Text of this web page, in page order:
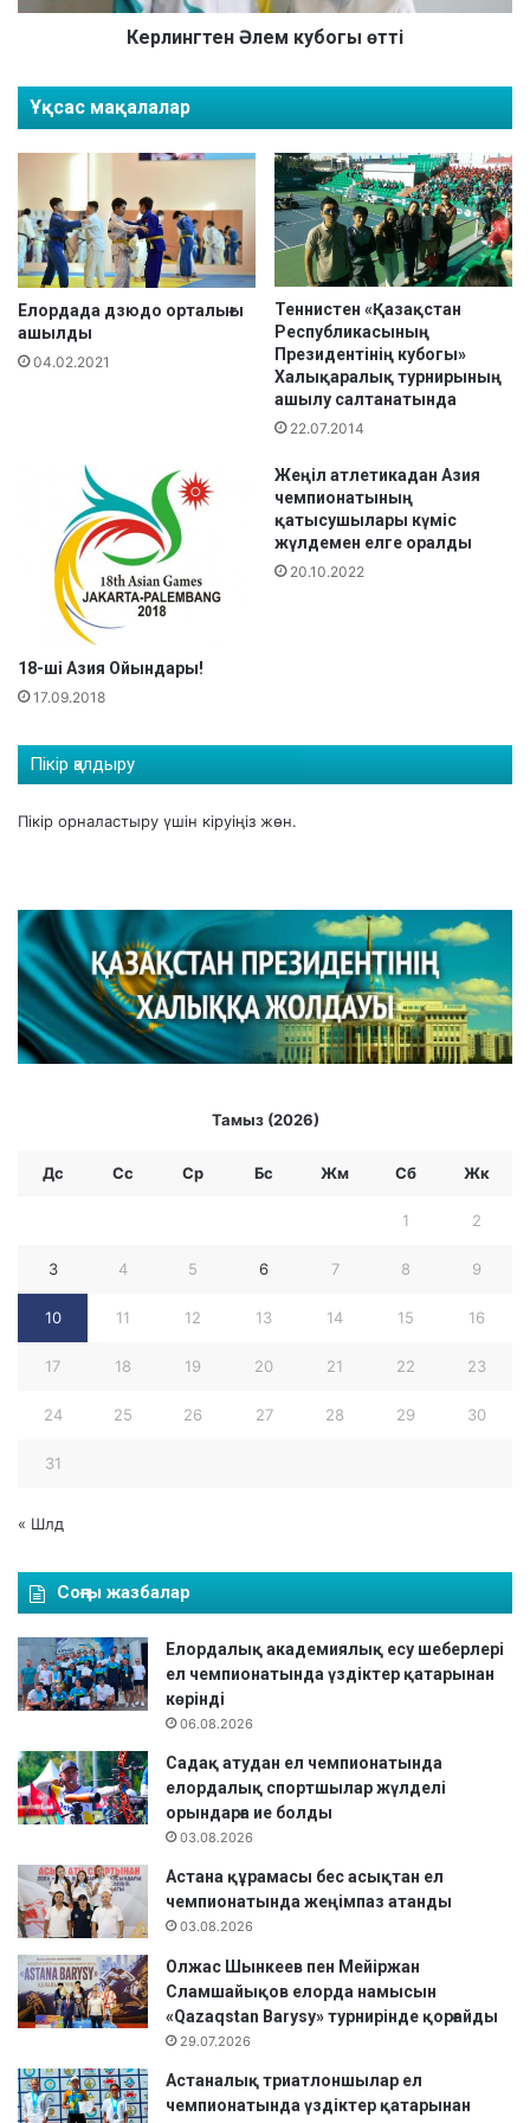
Ж
Ы
Ы
Н
Ң
Ж
Е
Ң
І
М
П
Б
Д
е
л
м
у
б
о
г
ы
ө
т
т
Керлингтен Әлем кубогы өтті
Ұқсас мақалалар
Елордада дзюдо орталығы
ашылды
04.02.2021
Теннистен «Қазақстан
Республикасының
Президентінің кубогы»
Халықаралық турнирының
ашылу салтанатында
22.07.2014
18-ші Азия Ойындары!
17.09.2018
Жеңіл атлетикадан Азия
чемпионатының
қатысушылары күміс
жүлдемен елге оралды
20.10.2022
Пікір қалдыру
Пікір орналастыру үшін кіруіңіз жөн.
Тамыз (2026)
Дс Сс Ср Бc Жм Сб Жк
1 2
3 4 5 6 7 8 9
10 11 12 13 14 15 16
17 18 19 20 21 22 23
24 25 26 27 28 29 30
31
« Шлд
Соңғы жазбалар
Елордалық академиялық есу шеберлері
ел чемпионатында үздіктер қатарынан
көрінді
06.08.2026
Садақ атудан ел чемпионатында
елордалық спортшылар жүлделі
орындарға ие болды
03.08.2026
Астана құрамасы бес асықтан ел
чемпионатында жеңімпаз атанды
03.08.2026
Олжас Шынкеев пен Мейіржан
Сламшайықов елорда намысын
«Qazaqstan Barysy» турнирінде қорғайды
29.07.2026
Астаналық триатлоншылар ел
чемпионатында үздіктер қатарынан